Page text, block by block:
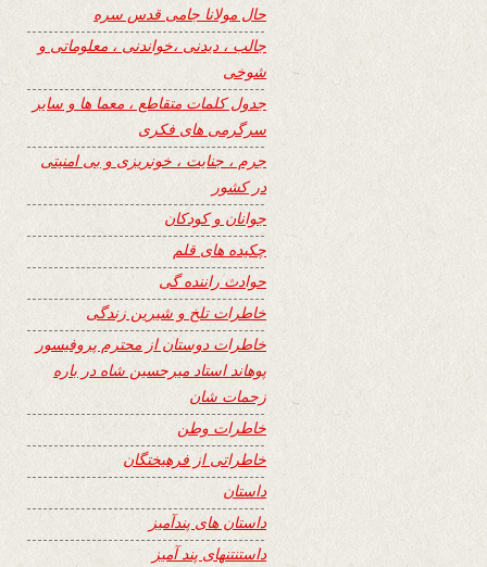
حال مولانا جامی قدس سره
جالب ، دیدنی ،خواندنی ، معلوماتی و
شوخی
جدول کلمات متقاطع ، معما ها و سایر
سرگرمی های فکری
جرم ، جنایت ، خونریزی و بی امنیتی
در کشور
جوانان و کودکان
چکیده های قلم
حوادث راننده گی
خاطرات تلخ و شیرین زندگی
خاطرات دوستان از محترم پروفیسور
پوهاند استاد میرحسین شاه در باره
زحمات شان
خاطرات وطن
خاطراتی از فرهیختگان
داستان
داستان های پندآمیز
داستنتنهای پند آمیز